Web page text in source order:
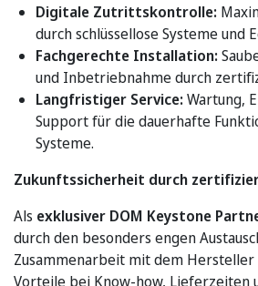
Digitale Zutrittskontrolle:
durch schlüssellose Systeme und
Fachgerechte Installation:
und Inbetriebnahme durch
Langfristiger Service:Wartung,
Support für die dauerhafte
Systeme.
Zukunftssicherheit durch
Als exklusiver DOM Keystone
durch den besonders engen
Zusammenarbeit mit dem Hersteller
Vorteile bei Know-how, Lieferzeiten